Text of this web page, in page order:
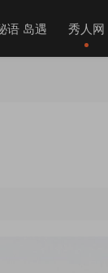
语 岛遇 秀人网